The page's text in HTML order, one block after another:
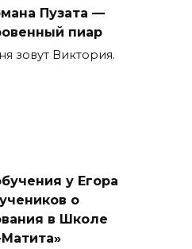
Пузата —
пиар
зовут Виктория.
у Егора
о
в Школе